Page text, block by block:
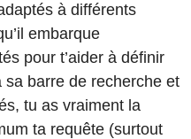
à différents
embarque
pour t’aider à définir
barre de recherche et
tu as vraiment la
ta requête (surtout